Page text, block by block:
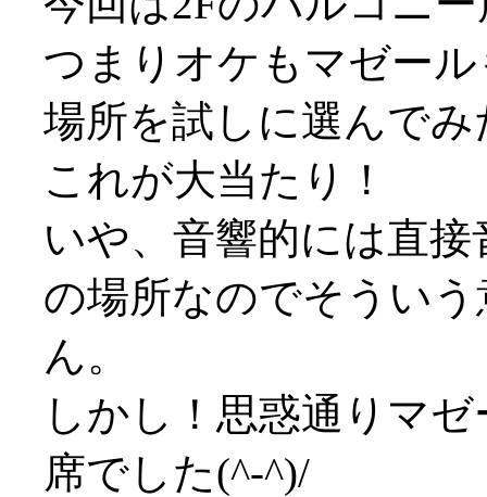
つまりオケもマゼー
場所を試しに選んで
これが大当たり！
いや、音響的には直
の場所なのでそうい
ん。
しかし！思惑通りマ
席でした(^-^)/